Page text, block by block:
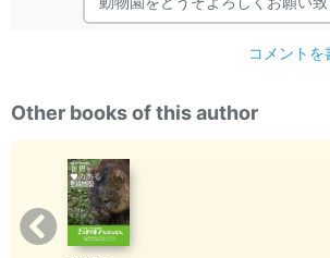
ウォンバット体重測定結果報告を
月山動物公園にも行きましたが、
なかいけないため、ウォンバット
されています。 ブログでも、も
ットさんたちの日々の様子が見た
コメントを
Other books of this author